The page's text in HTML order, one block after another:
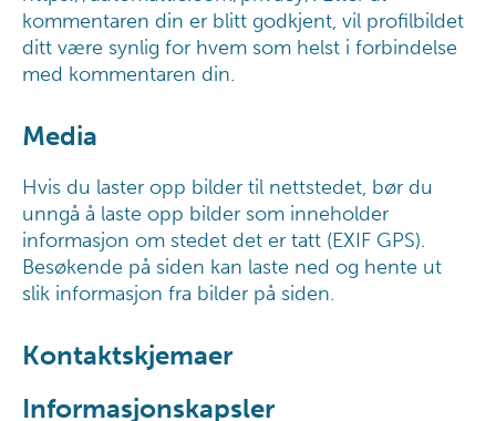
kommentaren din er blitt godkjent, vil profilbildet
ditt være synlig for hvem som helst i forbindelse
med kommentaren din.
Media
Hvis du laster opp bilder til nettstedet, bør du
unngå å laste opp bilder som inneholder
informasjon om stedet det er tatt (EXIF GPS).
Besøkende på siden kan laste ned og hente ut
slik informasjon fra bilder på siden.
Kontaktskjemaer
Informasjonskapsler